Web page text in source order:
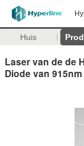
Huis
Laser van de de
Diode van